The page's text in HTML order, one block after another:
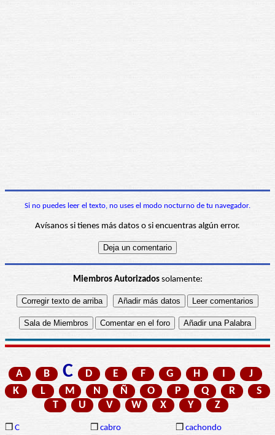
Si no puedes leer el texto, no uses el modo nocturno de tu navegador.
Avísanos si tienes más datos o si encuentras algún error.
Miembros Autorizadossolamente:
A B C D E F G H I
J
K
L M N Ñ O P Q R
S
T
U V W X Y Z
❒ C ❒ cabro ❒ cachondo